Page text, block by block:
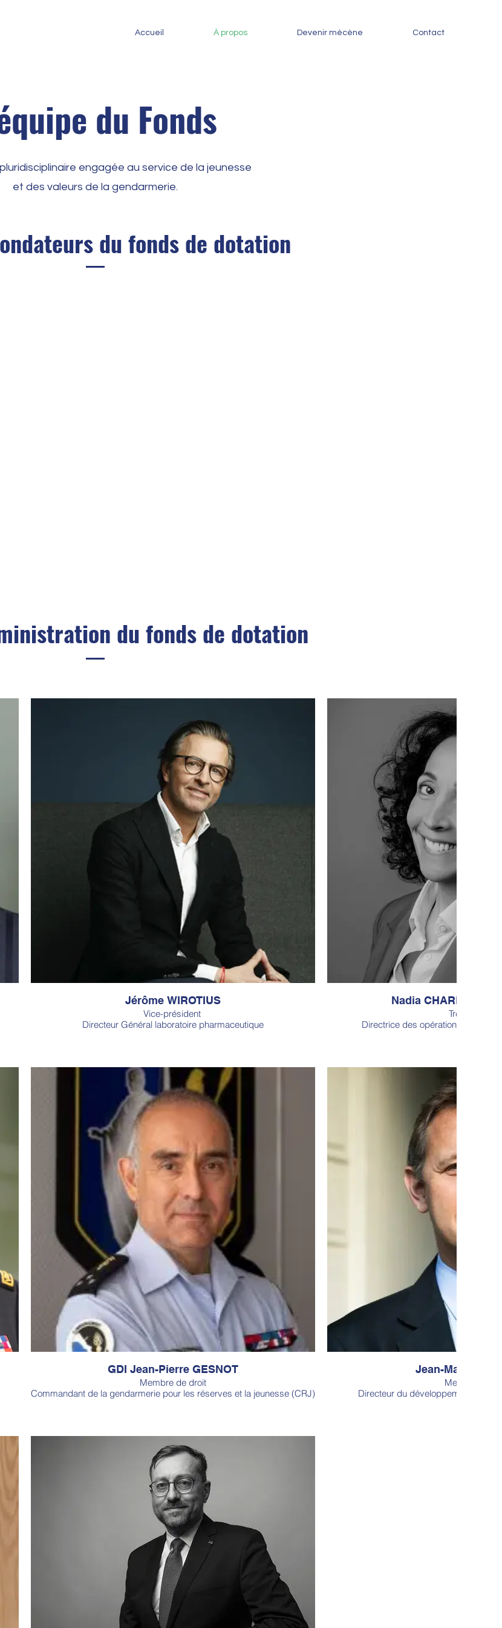
Accueil À propos Devenir mécène Contact
du Fonds
engagée au service de la jeunesse
et des valeurs de la gendarmerie.
du fonds de dotation
du fonds de dotation
Jérôme WIROTIUS
Vice-président
Directeur Général laboratoire pharmaceutique
Nadia
Trésorière
Directrice des opérations de
GDI Jean-Pierre GESNOT
Membre de droit
Commandant de la gendarmerie pour les réserves et la jeunesse (CRJ)
Jean-Marc
Membre élu
Directeur du développement du